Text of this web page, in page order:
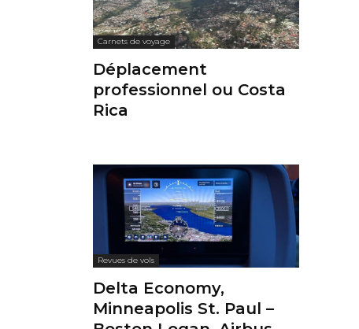
Carnets de voyage
Déplacement
professionnel ou Costa
Rica
Revues de vols
Delta Economy,
Minneapolis St. Paul –